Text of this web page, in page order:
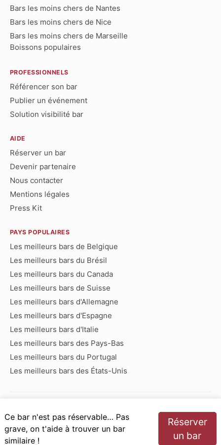
Ce bar n'est pas réservable… Pas
grave, on t'aide à trouver un bar
similaire !
Réserver
un bar
Bars les moins chers de Nantes
Bars les moins chers de Nice
Bars les moins chers de Marseille
Boissons populaires
PROFESSIONNELS
Référencer son bar
Publier un événement
Solution visibilité bar
AIDE
Réserver un bar
Devenir partenaire
Nous contacter
Mentions légales
Press Kit
PAYS POPULAIRES
Les meilleurs bars de Belgique
Les meilleurs bars du Brésil
Les meilleurs bars du Canada
Les meilleurs bars de Suisse
Les meilleurs bars d'Allemagne
Les meilleurs bars d'Espagne
Les meilleurs bars d'Italie
Les meilleurs bars des Pays-Bas
Les meilleurs bars du Portugal
Les meilleurs bars des États-Unis
C D H L M
N
O
P